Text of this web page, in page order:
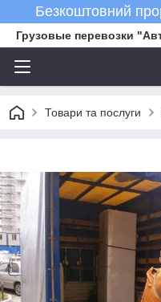
Безкоштовний
Грузовые перевозки
Товари та послуги